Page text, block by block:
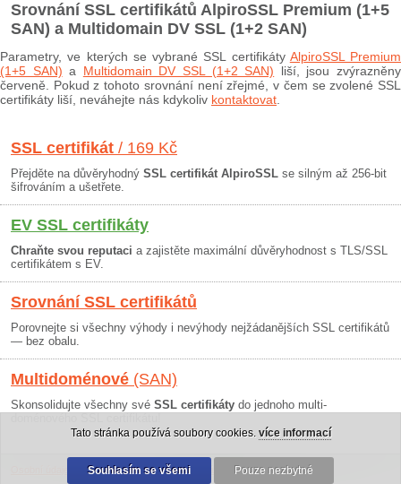
Srovnání SSL certifikátů AlpiroSSL Premium (1+5
SAN) a Multidomain DV SSL (1+2 SAN)
Parametry, ve kterých se vybrané SSL certifikáty AlpiroSSL Premium
(1+5 SAN) a Multidomain DV SSL (1+2 SAN) liší, jsou zvýrazněny
červeně. Pokud z tohoto srovnání není zřejmé, v čem se zvolené SSL
certifikáty liší, neváhejte nás kdykoliv kontaktovat
SSL certifikát / 169 Kč
Přejděte na důvěryhodný SSL certifikát AlpiroSSL se silným až 256-bit
šifrováním a ušetřete.
EV SSL certifikáty
Chraňte svou reputaci a zajistěte maximální důvěryhodnost s TLS/SSL
certifikátem s EV.
Srovnání SSL certifikátů
Porovnejte si všechny výhody i nevýhody nejžádanějších SSL certifikátů
— bez obalu.
Multidoménové (SAN)
Skonsolidujte všechny své SSL certifikáty do jednoho multi-
Obchodní podmínky|30 dní záruka
Tato stránka používá soubory cookies. více informací
Souhlasím se všemi Pouze nezbytné